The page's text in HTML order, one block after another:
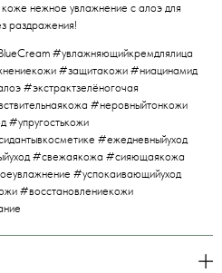
нежное увлажнение с алоэ для
раздражения!
#увлажняющийкремдлялица
#защитакожи #ниацинамид
#экстрактзелёногочая
#неровныйтонкожи
#упругостькожи
#ежедневныйуход
#свежаякожа #сияющаякожа
#успокаивающийуход
#восстановлениекожи